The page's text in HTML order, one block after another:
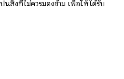
สิ่งที่ไม่ควรมองข้าม เพื่อให้ได้รับ